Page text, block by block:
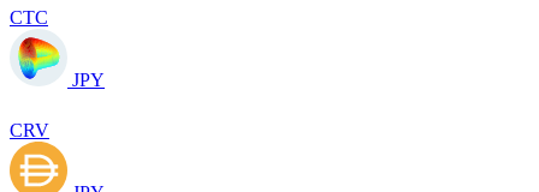
CTC
JPY
CRV